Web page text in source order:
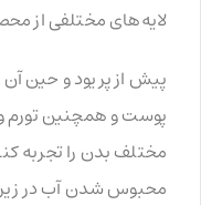
لایه‌های مختلفی از
پیش از پریود و حین
پوست و همچنین
مختلف بدن را تجربه
محبوس شدن آب در